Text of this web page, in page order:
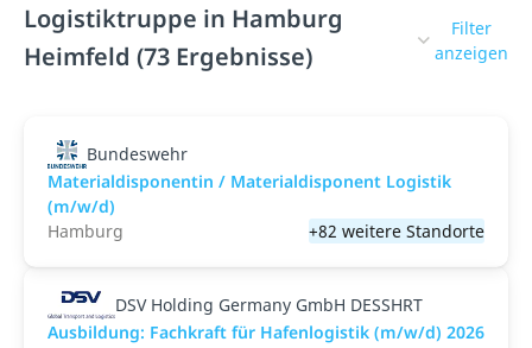
Logistiktruppe in Hamburg
Heimfeld (73 Ergebnisse)
Filter
anzeigen
Bundeswehr
Materialdisponentin / Materialdisponent Logistik
(m/w/d)
Hamburg
+82 weitere Standorte
DSV Holding Germany GmbH DESSHRT
Ausbildung: Fachkraft für Hafenlogistik (m/w/d) 2026